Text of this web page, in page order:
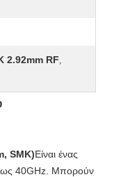
2.92mm RF,
SMK)Είναι ένας
έως 40GHz. Μπορούν